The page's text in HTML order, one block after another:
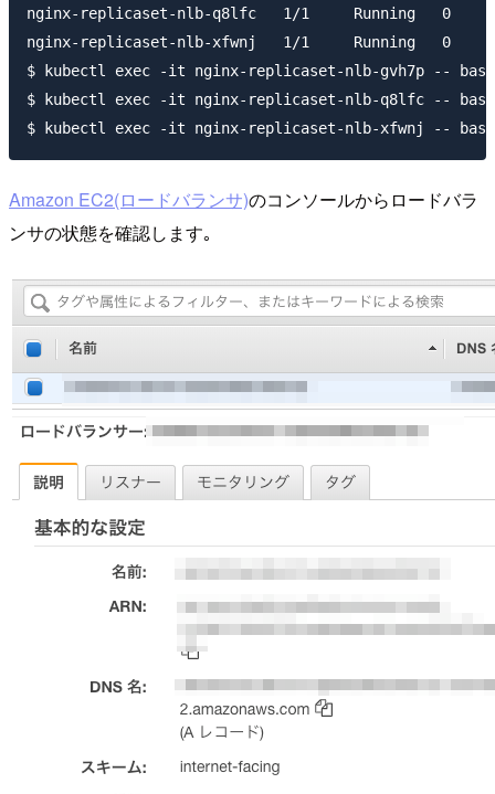
nginx-replicaset-nlb-q8lfc   1/1     Running   0
nginx-replicaset-nlb-xfwnj   1/1     Running   0
$ kubectl exec -it nginx-replicaset-nlb-gvh7p --
$ kubectl exec -it nginx-replicaset-nlb-q8lfc --
Amazon EC2(ロードバランサ)のコンソールからロードバラ
ンサの状態を確認します｡